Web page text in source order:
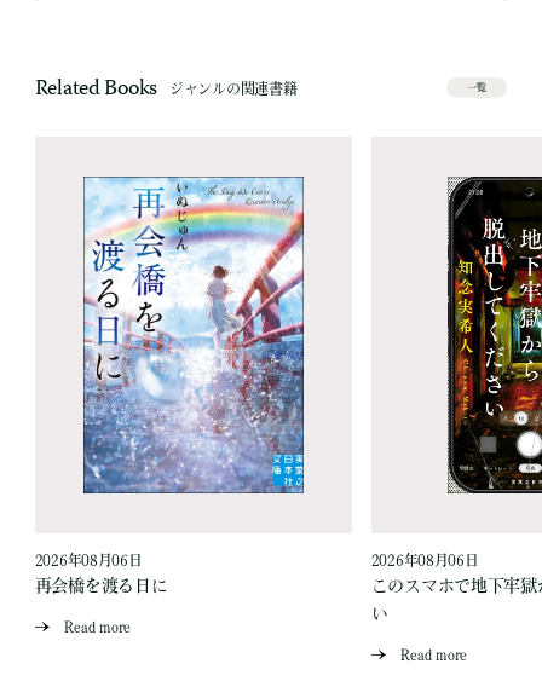
Related Books ジャンルの関連書籍 一覧
2026年08月06日
再会橋を渡る日に
Read more
2026年08月06日
このスマホで地下牢
い
Read more